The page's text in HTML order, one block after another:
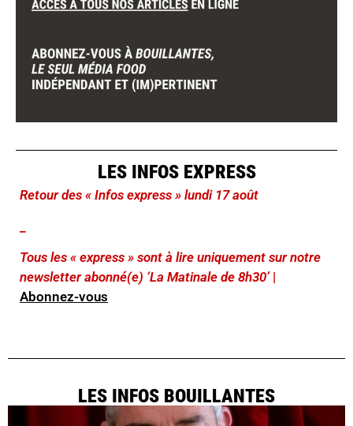
LES INFOS EXPRESS
Retour des « Infos express » lundi 17 août
Tous les « express » sont à lire uniquement sur notre
newsletter abonné(e) ‘La Matinale de 8h30’ |
Abonnez-vous
LES INFOS BOUILLANTES